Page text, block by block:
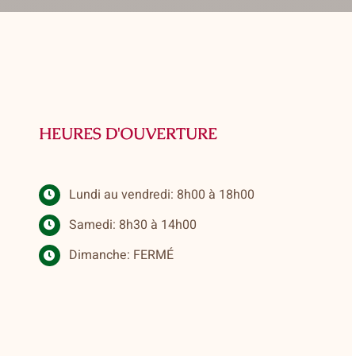
HEURES D'OUVERTURE
Lundi au vendredi: 8h00 à 18h00
Samedi: 8h30 à 14h00
Dimanche: FERMÉ